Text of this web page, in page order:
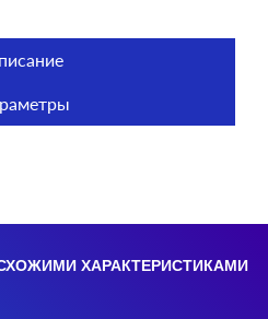
ХАРАКТЕРИСТИКАМИ